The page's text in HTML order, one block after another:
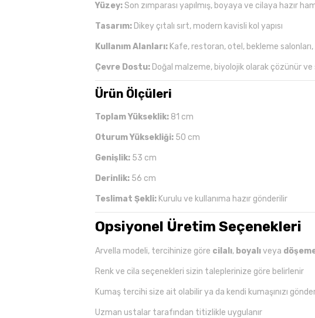
Yüzey:Son zımparası yapılmış, boyaya ve cilaya hazır
Tasarım: Dikey çıtalı sırt, modern kavisli kol yapısı
Kullanım Alanları: Kafe, restoran, otel, bekleme
Çevre Dostu: Doğal malzeme, biyolojik olarak çözünür
Ürün Ölçüleri
Toplam Yükseklik: 81 cm
Oturum Yüksekliği: 50 cm
Genişlik: 53 cm
Derinlik: 56 cm
Teslimat Şekli: Kurulu ve kullanıma hazır gönderilir
Opsiyonel Üretim Seçenekleri
Arvella modeli, tercihinize göre cilalı, boyalıveya
Renk ve cila seçenekleri sizin taleplerinize göre belirlenir
Kumaş tercihi size ait olabilir ya da kendi kumaşınızı
Uzman ustalar tarafından titizlikle uygulanır